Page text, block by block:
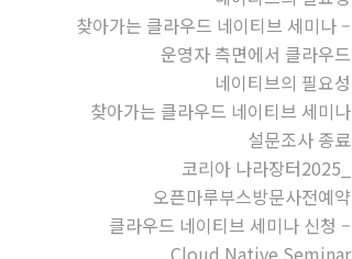
찾아가는 클라우드 네이티브 세미나 –
운영자 측면에서 클라우드
네이티브의 필요성
찾아가는 클라우드 네이티브 세미나
설문조사 종료
코리아 나라장터2025_
오픈마루부스방문사전예약
클라우드 네이티브 세미나 신청 –
Cloud Native Seminar